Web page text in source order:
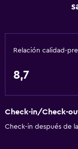
Relación calidad-
8,7
Check-in/Check-
Check-in después de